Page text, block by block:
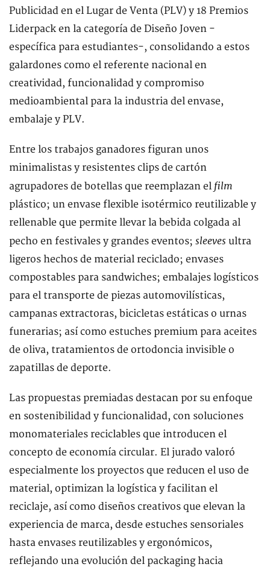
Publicidad en el Lugar de Venta (PLV) y 18 Premios
Liderpack en la categoría de Diseño Joven -
específica para estudiantes-, consolidando a estos
galardones como el referente nacional en
creatividad, funcionalidad y compromiso
medioambiental para la industria del envase,
embalaje y PLV.
Entre los trabajos ganadores figuran unos
minimalistas y resistentes clips de cartón
agrupadores de botellas que reemplazan el film
plástico; un envase flexible isotérmico reutilizable y
rellenable que permite llevar la bebida colgada al
pecho en festivales y grandes eventos; sleeves ultra
ligeros hechos de material reciclado; envases
compostables para sandwiches; embalajes logísticos
para el transporte de piezas automovilísticas,
campanas extractoras, bicicletas estáticas o urnas
funerarias; así como estuches premium para aceites
de oliva, tratamientos de ortodoncia invisible o
zapatillas de deporte.
Las propuestas premiadas destacan por su enfoque
en sostenibilidad y funcionalidad, con soluciones
monomateriales reciclables que introducen el
concepto de economía circular. El jurado valoró
especialmente los proyectos que reducen el uso de
material, optimizan la logística y facilitan el
reciclaje, así como diseños creativos que elevan la
experiencia de marca, desde estuches sensoriales
hasta envases reutilizables y ergonómicos,
reflejando una evolución del packaging hacia